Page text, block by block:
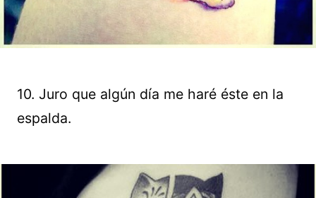
10. Juro que algún día me haré éste en la
espalda.